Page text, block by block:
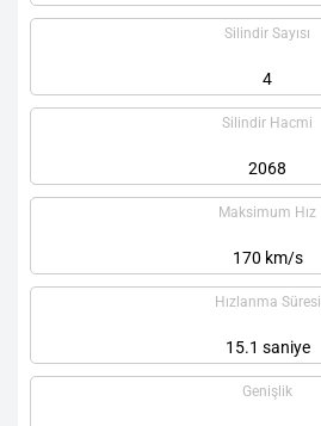
Silindir Sayısı
4
Silindir Hacmi
2068
Maksimum Hız
170 km/s
Hızlanma Süresi
15.1 saniye
Genişlik